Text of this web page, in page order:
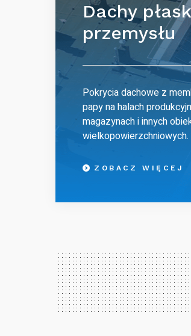
Dachy
przemysłu
Pokrycia dachowe z
papy na halach
magazynach i innych
wielkopowierzchniowych.
ZOBACZ WIĘCEJ